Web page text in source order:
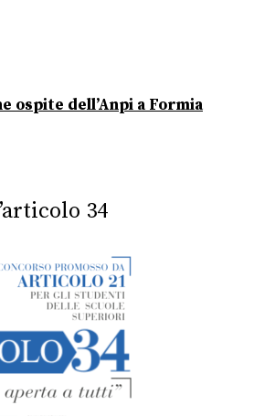
ospite dell’Anpi a Formia
34